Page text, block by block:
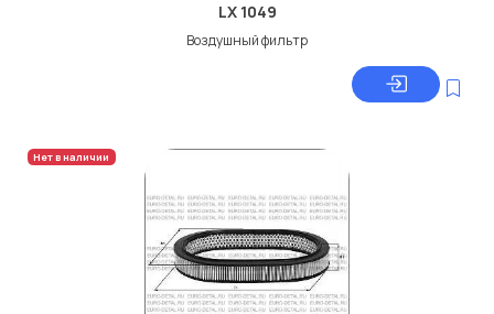
LX 1049
Воздушный фильтр
Нет в наличии